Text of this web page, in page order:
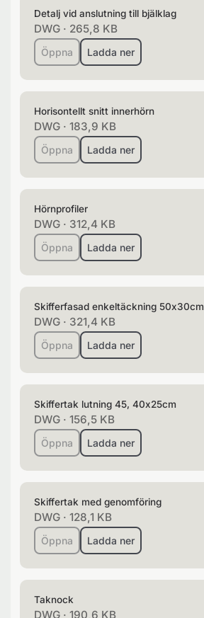
Detalj vid anslutning till bjälklag
DWG · 265,8 KB
Öppna Ladda ner
Horisontellt snitt innerhörn
DWG ·183,9 KB
Öppna Ladda ner
Hörnprofiler
DWG · 312,4 KB
Öppna Ladda ner
Skifferfasad enkeltäckning 50x30cm
DWG · 321,4 KB
Öppna Ladda ner
Skiffertak lutning 45, 40x25cm
DWG ·156,5 KB
Öppna Ladda ner
Skiffertak med genomföring
DWG ·128,1 KB
Öppna Ladda ner
Taknock
DWG ·190,6 KB